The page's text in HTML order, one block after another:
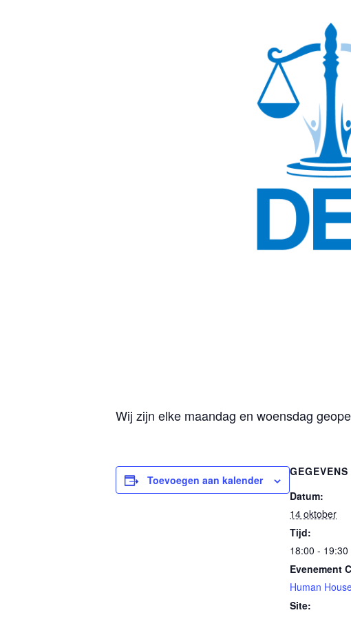
Wij zijn elke maandag en woensdag
Toevoegen aan kalender
GEGEVENS
Datum:
14 oktober
Tijd:
18:00 - 19:30
Evenement
Human
Site: